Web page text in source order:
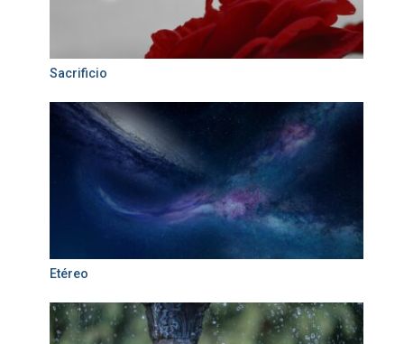
Sacrificio
Etéreo